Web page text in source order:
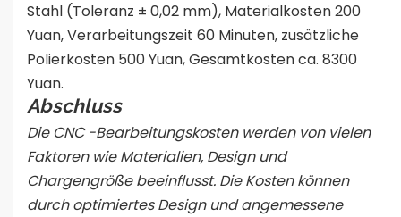
Stahl (Toleranz ± 0,02 mm), Materialkosten 200
Yuan, Verarbeitungszeit 60 Minuten, zusätzliche
Polierkosten 500 Yuan, Gesamtkosten ca. 8300
Yuan.
Abschluss
Die CNC -Bearbeitungskosten werden von vielen
Faktoren wie Materialien, Design und
Chargengröße beeinflusst. Die Kosten können
durch optimiertes Design und angemessene